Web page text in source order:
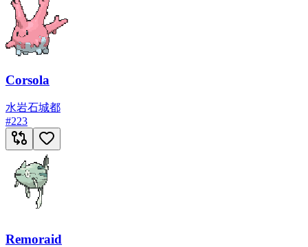
Corsola
水岩石城都
#223
Remoraid